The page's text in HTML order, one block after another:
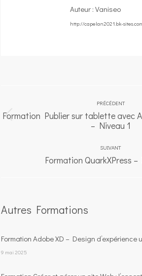
Auteur : Vaniseo
http://capelan2021.bk-
PRÉCÉDENT
Article
:
Formation Publier sur tablette avec
– Niveau 1
SUIVANT
Article
Formation QuarkXPress
Autres Formations
Formation Adobe XD – Design d’expérience
9 mai 2025